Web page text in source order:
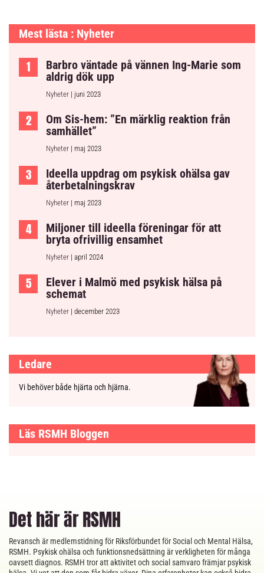
Mest lästa : Nyheter
Barbro väntade på vännen Ing-Marie som
aldrig dök upp
Nyheter | juni 2023
Om Sis-hem: ”En märklig reaktion från
samhället”
Nyheter | maj 2023
Ideella uppdrag om psykisk ohälsa gav
återbetalningskrav
Nyheter | maj 2023
Miljoner till ideella föreningar för att
bryta ofrivillig ensamhet
Nyheter | april 2024
Elever i Malmö med psykisk hälsa på
schemat
Nyheter | december 2023
Ledare
Vi behöver både hjärta och hjärna.
Läs RSMH Bloggen
Det här är RSMH
Revansch är medlemstidning för Riksförbundet för Social och Mental Hälsa,
RSMH. Psykisk ohälsa och funktionsnedsättning är verkligheten för många
oavsett diagnos. RSMH tror att aktivitet och social samvaro främjar psykisk